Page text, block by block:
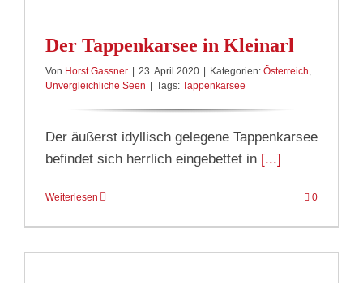
Der Tappenkarsee in Kleinarl
Von Horst Gassner | 23. April 2020 | Kategorien: Österreich,
Unvergleichliche Seen | Tags: Tappenkarsee
Der äußerst idyllisch gelegene Tappenkarsee
befindet sich herrlich eingebettet in [...]
Weiterlesen 0